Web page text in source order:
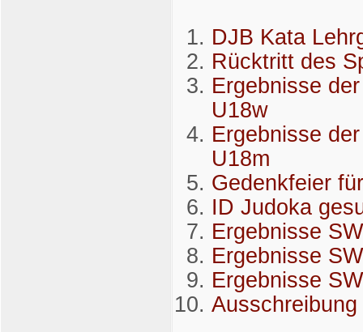
DJB Kata
Rücktritt des
Ergebnisse
U18w
Ergebnisse
U18m
Gedenkfeier
ID Judoka
Ergebnisse
Ergebnisse
Ergebnisse